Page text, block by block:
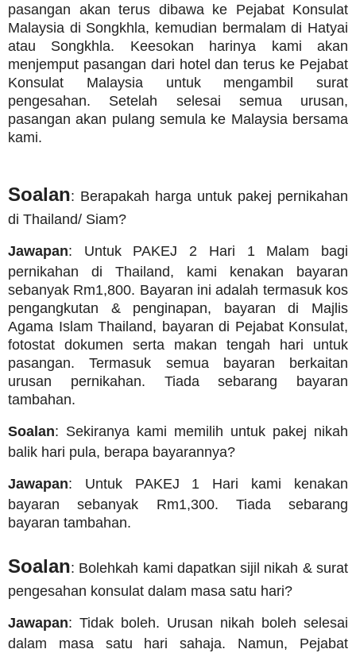
pasangan akan terus dibawa ke Pejabat Konsulat
Malaysia di Songkhla, kemudian bermalam di Hatyai
atau Songkhla. Keesokan harinya kami akan
menjemput pasangan dari hotel dan terus ke Pejabat
Konsulat Malaysia untuk mengambil surat
pengesahan. Setelah selesai semua urusan,
pasangan akan pulang semula ke Malaysia bersama
kami.
Soalan: Berapakah harga untuk pakej pernikahan
di Thailand/ Siam?
Jawapan: Untuk PAKEJ 2 Hari 1 Malam bagi
pernikahan di Thailand, kami kenakan bayaran
sebanyak Rm1,800. Bayaran ini adalah termasuk kos
pengangkutan & penginapan, bayaran di Majlis
Agama Islam Thailand, bayaran di Pejabat Konsulat,
fotostat dokumen serta makan tengah hari untuk
pasangan. Termasuk semua bayaran berkaitan
urusan pernikahan. Tiada sebarang bayaran
tambahan.
Soalan: Sekiranya kami memilih untuk pakej nikah
balik hari pula, berapa bayarannya?
Jawapan: Untuk PAKEJ 1 Hari kami kenakan
bayaran sebanyak Rm1,300. Tiada sebarang
bayaran tambahan.
Soalan: Bolehkah kami dapatkan sijil nikah & surat
pengesahan konsulat dalam masa satu hari?
Jawapan: Tidak boleh. Urusan nikah boleh selesai
dalam masa satu hari sahaja. Namun, Pejabat